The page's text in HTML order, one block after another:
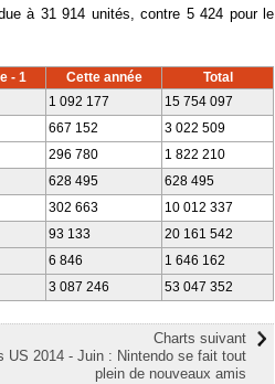
à 31 914 unités, contre 5 424 pour le
- 1 Cette année
Total
1 092 177
15 754 097
667 152
3 022 509
296 780
1 822 210
628 495
628 495
302 663
10 012 337
93 133
20 161 542
6 846
1 646 162
3 087 246 53 047 352
Charts suivant
US 2014 - Juin : Nintendo se fait tout
plein de nouveaux amis